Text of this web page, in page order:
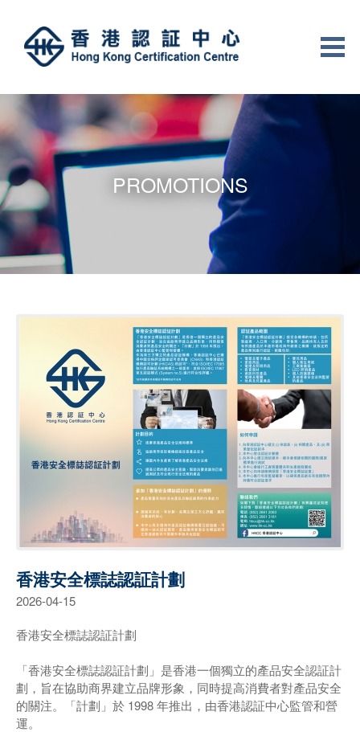
PROMOTIONS
香港安全標誌認証計劃
2026-04-15
香港安全標誌認証計劃
「香港安全標誌認証計劃」是香港一個獨立的產品安全認証計
劃，旨在協助商界建立品牌形象，同時提高消費者對產品安全
的關注。「計劃」於 1998 年推出，由香港認証中心監管和營
運。